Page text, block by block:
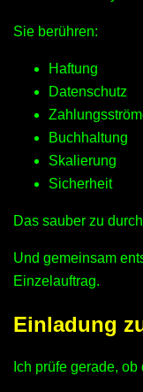
Sie berühren:
Haftung
Datenschutz
Buchhaltung
Skalierung
Sicherheit
Das sauber zu
Und gemeinsam
Einzelauftrag.
Einladung
Ich prüfe gerade,